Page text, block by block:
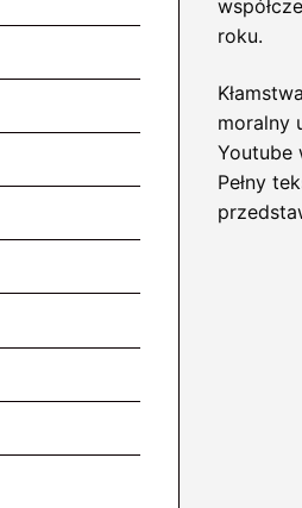
roku.
moralny
Youtube
Pełny